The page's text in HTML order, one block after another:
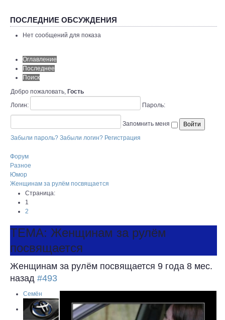
ПОСЛЕДНИЕ ОБСУЖДЕНИЯ
Нет сообщений для показа
Оглавление
Последнее
Поиск
Добро пожаловать, Гость
Логин:
Пароль:
Запомнить меня
Забыли пароль? Забыли логин? Регистрация
Форум
Разное
Юмор
Женщинам за рулём посвящается
Страница:
1
2
ТЕМА: Женщинам за рулём
посвящается
Женщинам за рулём посвящается 9 года 8 мес.
назад #493
Семён